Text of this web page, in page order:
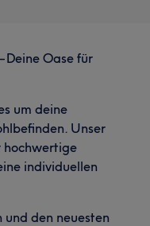
Deine Oase für
um deine
Unser
hochwertige
individuellen
den neuesten